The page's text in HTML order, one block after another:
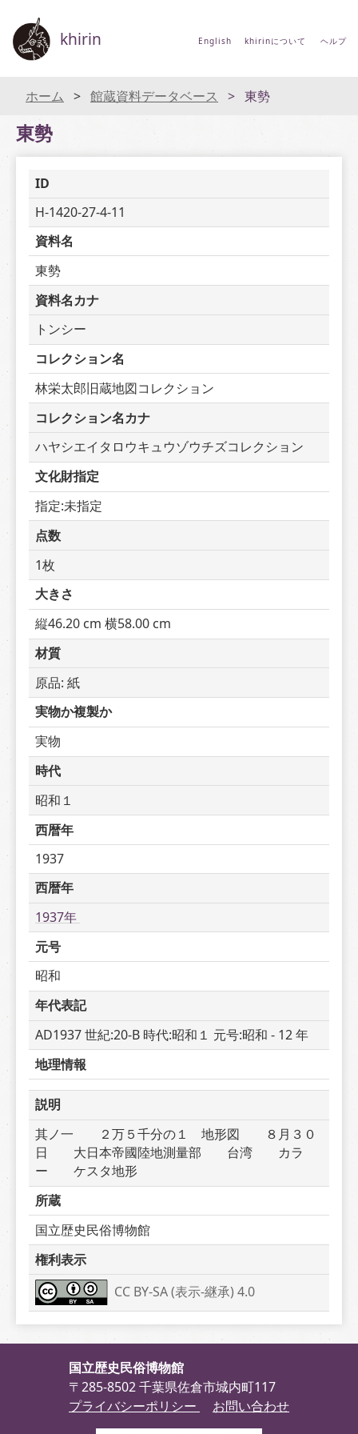
khirin English khirinについて ヘルプ
ホーム 館蔵資料データベース 東勢
東勢
ID
H-1420-27-4-11
資料名
東勢
資料名カナ
トンシー
コレクション名
林栄太郎旧蔵地図コレクション
コレクション名カナ
ハヤシエイタロウキュウゾウチズコレクション
文化財指定
指定:未指定
点数
1枚
大きさ
縦46.20 cm 横58.00 cm
材質
原品: 紙
実物か複製か
実物
時代
昭和１
西暦年
1937
西暦年
1937年
元号
昭和
年代表記
AD1937 世紀:20-B 時代:昭和１ 元号:昭和 - 12 年
地理情報
説明
其ノ一　　２万５千分の１　地形図　　８月３０
日　　大日本帝國陸地測量部　　台湾　　カラ
ー　　ケスタ地形
所蔵
国立歴史民俗博物館
権利表示
CC BY-SA (表示-継承) 4.0
国立歴史民俗博物館
〒285-8502 千葉県佐倉市城内町117
プライバシーポリシー
お問い合わせ